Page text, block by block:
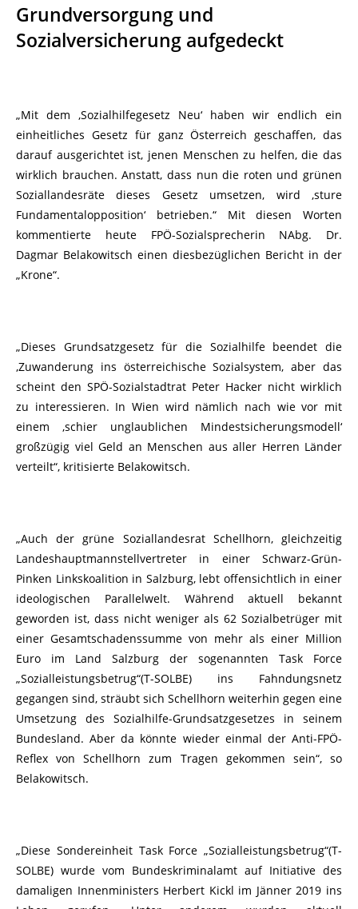
Grundversorgung und
Sozialversicherung aufgedeckt
„Mit dem ‚Sozialhilfegesetz Neu‘ haben wir endlich ein
einheitliches Gesetz für ganz Österreich geschaffen, das
darauf ausgerichtet ist, jenen Menschen zu helfen, die das
wirklich brauchen. Anstatt, dass nun die roten und grünen
Soziallandesräte dieses Gesetz umsetzen, wird ‚sture
Fundamentalopposition‘ betrieben.“ Mit diesen Worten
kommentierte heute FPÖ-Sozialsprecherin NAbg. Dr.
Dagmar Belakowitsch einen diesbezüglichen Bericht in der
„Krone“.
„Dieses Grundsatzgesetz für die Sozialhilfe beendet die
‚Zuwanderung ins österreichische Sozialsystem, aber das
scheint den SPÖ-Sozialstadtrat Peter Hacker nicht wirklich
zu interessieren. In Wien wird nämlich nach wie vor mit
einem ‚schier unglaublichen Mindestsicherungsmodell‘
großzügig viel Geld an Menschen aus aller Herren Länder
verteilt“, kritisierte Belakowitsch.
„Auch der grüne Soziallandesrat Schellhorn, gleichzeitig
Landeshauptmannstellvertreter in einer Schwarz-Grün-
Pinken Linkskoalition in Salzburg, lebt offensichtlich in einer
ideologischen Parallelwelt. Während aktuell bekannt
geworden ist, dass nicht weniger als 62 Sozialbetrüger mit
einer Gesamtschadenssumme von mehr als einer Million
Euro im Land Salzburg der sogenannten Task Force
„Sozialleistungsbetrug“(T-SOLBE) ins Fahndungsnetz
gegangen sind, sträubt sich Schellhorn weiterhin gegen eine
Umsetzung des Sozialhilfe-Grundsatzgesetzes in seinem
Bundesland. Aber da könnte wieder einmal der Anti-FPÖ-
Reflex von Schellhorn zum Tragen gekommen sein“, so
Belakowitsch.
„Diese Sondereinheit Task Force „Sozialleistungsbetrug“(T-
SOLBE) wurde vom Bundeskriminalamt auf Initiative des
damaligen Innenministers Herbert Kickl im Jänner 2019 ins